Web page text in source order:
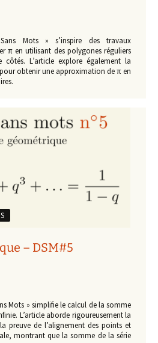
Mots » s’inspire des travaux
π en utilisant des polygones réguliers
L’article explore également la
obtenir une approximation de π en
– DSM#5
Mots » simplifie le calcul de la somme
L’article aborde rigoureusement la
preuve de l’alignement des points et
montrant que la somme de la série